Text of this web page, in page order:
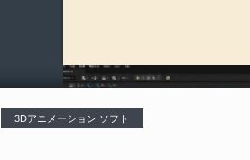
3Dアニメーション ソフト